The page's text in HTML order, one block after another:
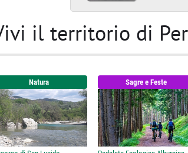
il territorio di
Natura Sagre e Feste